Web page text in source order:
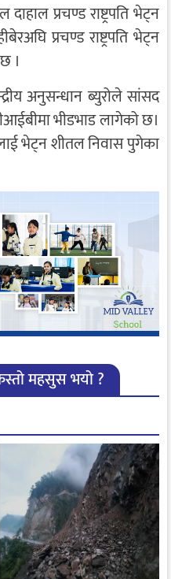
प्रचण्ड राष्ट्रपति भेट्न
प्रचण्ड राष्ट्रपति भेट्न
।
अनुसन्धान ब्युरोले सांसद
भीडभाड लागेको छ।
भेट्न शीतल निवास पुगेका
महसुस भयो ?